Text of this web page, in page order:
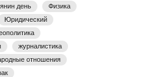
день
Физика
Юридический
журналистика
отношения